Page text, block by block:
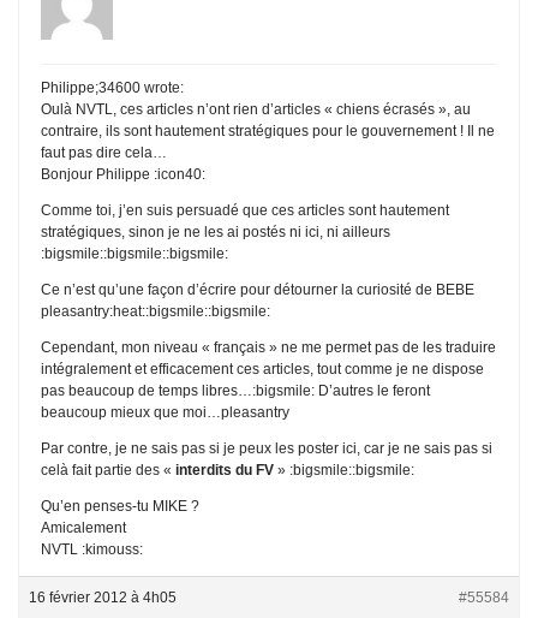
Philippe;34600 wrote:
Oulà NVTL, ces articles n’ont rien d’articles « chiens écrasés », au
contraire, ils sont hautement stratégiques pour le gouvernement ! Il ne
faut pas dire cela…
Bonjour Philippe :icon40:
Comme toi, j’en suis persuadé que ces articles sont hautement
stratégiques, sinon je ne les ai postés ni ici, ni ailleurs
:bigsmile::bigsmile::bigsmile:
Ce n’est qu’une façon d’écrire pour détourner la curiosité de BEBE
pleasantry:heat::bigsmile::bigsmile:
Cependant, mon niveau « français » ne me permet pas de les traduire
intégralement et efficacement ces articles, tout comme je ne dispose
pas beaucoup de temps libres…:bigsmile: D’autres le feront
beaucoup mieux que moi…pleasantry
Par contre, je ne sais pas si je peux les poster ici, car je ne sais pas si
celà fait partie des « interdits du FV » :bigsmile::bigsmile:
Qu’en penses-tu MIKE ?
Amicalement
NVTL :kimouss:
16 février 2012 à 4h05 #55584